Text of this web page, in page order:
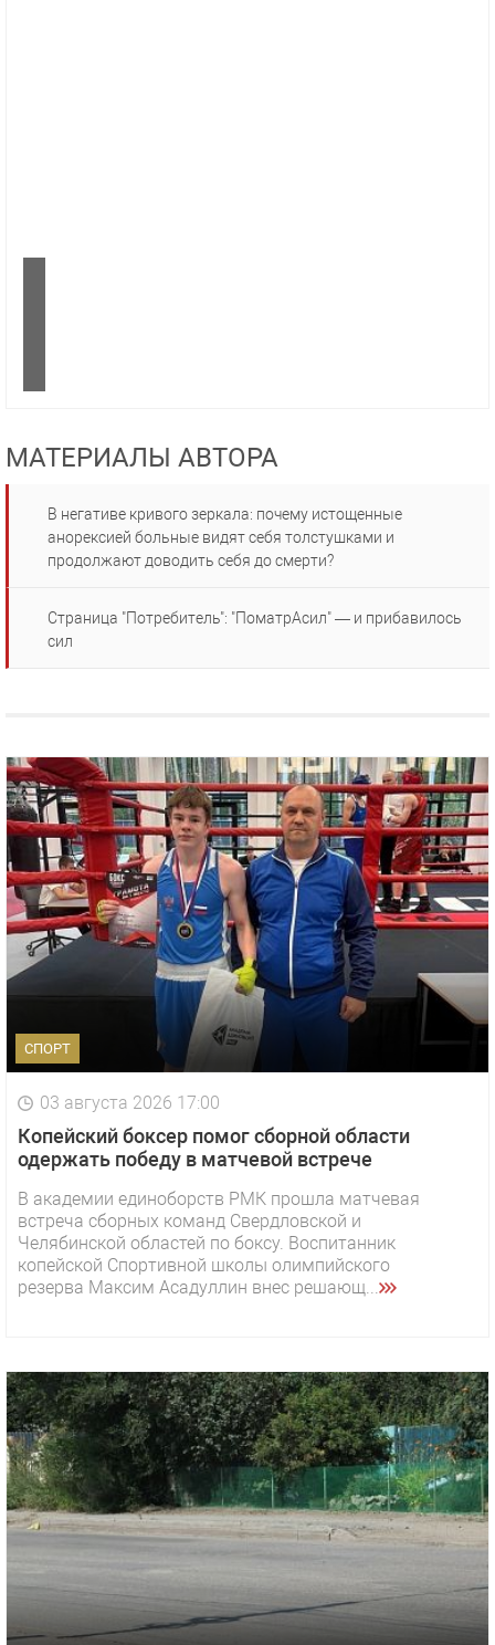
МАТЕРИАЛЫ АВТОРА
В негативе кривого зеркала: почему истощенные
анорексией больные видят себя толстушками и
продолжают доводить себя до смерти?
Страница "Потребитель": "ПоматрАсил" — и прибавилось
сил
СПОРТ
03 августа 2026 17:00
Копейский боксер помог сборной области
одержать победу в матчевой встрече
В академии единоборств РМК прошла матчевая
встреча сборных команд Свердловской и
Челябинской областей по боксу. Воспитанник
копейской Спортивной школы олимпийского
резерва Максим Асадуллин внес решающ...